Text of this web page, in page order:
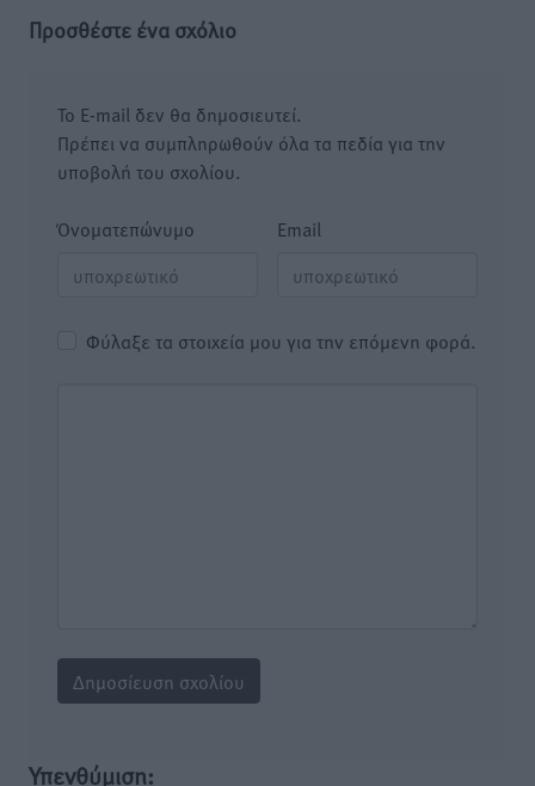
Προσθέστε ένα σχόλιο
Το E-mail δεν θα δημοσιευτεί.
Πρέπει να συμπληρωθούν όλα τα πεδία για την
υποβολή του σχολίου.
Όνοματεπώνυμο Email
Φύλαξε τα στοιχεία μου για την επόμενη φορά.
Υπενθύμιση: